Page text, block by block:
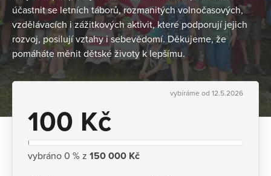
účastnit se letních táborů, rozmanitých volnočasových,
vzdělávacích i zážitkových aktivit, které podporují jejich
rozvoj, posilují vztahy i sebevědomí. Děkujeme, že
pomáháte měnit dětské životy k lepšímu.
vybíráme od 12.5.2026
100 Kč
vybráno 0 % z 150 000 Kč